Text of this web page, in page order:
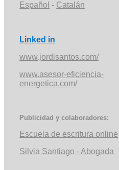
Español - Catalán
Linked in
www.jordisantos.com/
www.asesor-eficiencia-
energetica.com/
Publicidad y colaboradores:
Escuela de escritura online
Silvia Santiago -Abogada